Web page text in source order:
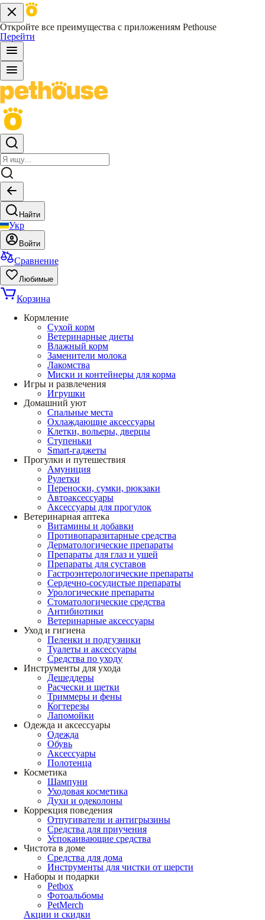
Откройте все преимущества с приложениям Pethouse
Перейти
Найти
Укр
Войти
Сравнение
Любимые
Корзина
Кормление
Сухой корм
Ветеринарные диеты
Влажный корм
Заменители молока
Лакомства
Миски и контейнеры для корма
Игры и развлечения
Игрушки
Домашний уют
Спальные места
Охлаждающие аксессуары
Клетки, вольеры, дверцы
Ступеньки
Smart-гаджеты
Прогулки и путешествия
Амуниция
Рулетки
Переноски, сумки, рюкзаки
Автоаксессуары
Аксессуары для прогулок
Ветеринарная аптека
Витамины и добавки
Противопаразитарные средства
Дерматологические препараты
Препараты для глаз и ушей
Препараты для суставов
Гастроэнтерологические препараты
Сердечно-сосудистые препараты
Урологические препараты
Стоматологические средства
Антибиотики
Ветеринарные аксессуары
Уход и гигиена
Пеленки и подгузники
Туалеты и аксессуары
Средства по уходу
Инструменты для ухода
Дешеддеры
Расчески и щетки
Триммеры и фены
Когтерезы
Лапомойки
Одежда и аксессуары
Одежда
Обувь
Аксессуары
Полотенца
Косметика
Шампуни
Уходовая косметика
Духи и одеколоны
Коррекция поведения
Отпугиватели и антигрызины
Средства для приучения
Успокаивающие средства
Чистота в доме
Средства для дома
Инструменты для чистки от шерсти
Наборы и подарки
Petbox
Фотоальбомы
PetMerch
Акции и скидки